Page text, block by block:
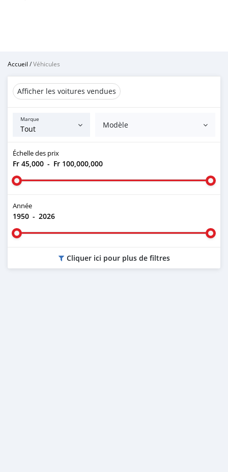
Accueil /Véhicules
Afficher les voitures vendues
Marque
Modèle
Échelle des prix
Fr 45,000 - Fr 100,000,000
Année
1950 - 2026
Cliquer ici pour plus de filtres